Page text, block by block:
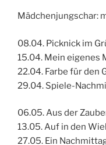
Mädchenjungschar:
08.04. Picknick im
15.04. Mein eigenes
22.04. Farbe für den
29.04. Spiele-
06.05. Aus der
13.05. Auf in den
27.05. Ein